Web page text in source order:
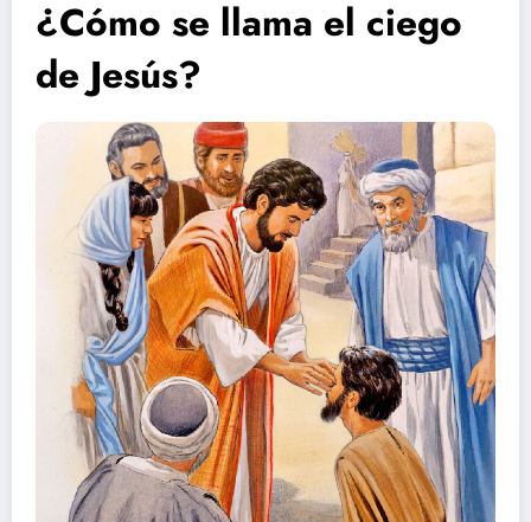
¿Cómo se llama el ciego
de Jesús?